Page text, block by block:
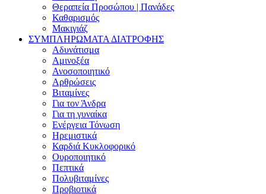
Θεραπεία Προσώπου | Πανάδες
Καθαρισμός
Μακιγιάζ
ΣΥΜΠΛΗΡΩΜΑΤΑ ΔΙΑΤΡΟΦΗΣ
Αδυνάτισμα
Αμινοξέα
Ανοσοποιητικό
Αρθρώσεις
Βιταμίνες
Για τον Άνδρα
Για τη γυναίκα
Ενέργεια Τόνωση
Ηρεμιστικά
Καρδιά Κυκλοφορικό
Ουροποιητικό
Πεπτικά
Πολυβιταμίνες
Προβιοτικά